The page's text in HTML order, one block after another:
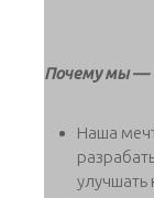
Почему мы —
Наша
улучшать